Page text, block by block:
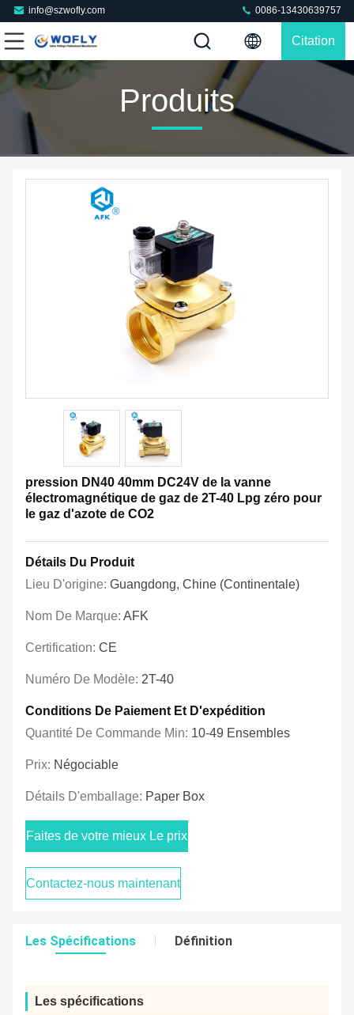
info@szwofly.com 0086-13430639757
Citation
Produits
pression DN40 40mm DC24V de la vanne
électromagnétique de gaz de 2T-40 Lpg zéro pour
le gaz d'azote de CO2
Détails Du Produit
Lieu D'origine: Guangdong, Chine (continentale)
Nom De Marque: AFK
Certification: CE
Numéro De Modèle: 2T-40
Conditions De Paiement Et D'expédition
Quantité De Commande Min: 10-49 Ensembles
Prix: Négociable
Détails D'emballage: Paper Box
Faites de votre mieux Le prix
Contactez-nous maintenant
Les Spécifications Définition
Les spécifications